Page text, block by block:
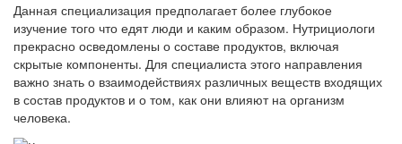
Данная специализация предполагает более глубокое
изучение того что едят люди и каким образом. Нутрициологи
прекрасно осведомлены о составе продуктов, включая
скрытые компоненты. Для специалиста этого направления
важно знать о взаимодействиях различных веществ входящих
в состав продуктов и о том, как они влияют на организм
человека.